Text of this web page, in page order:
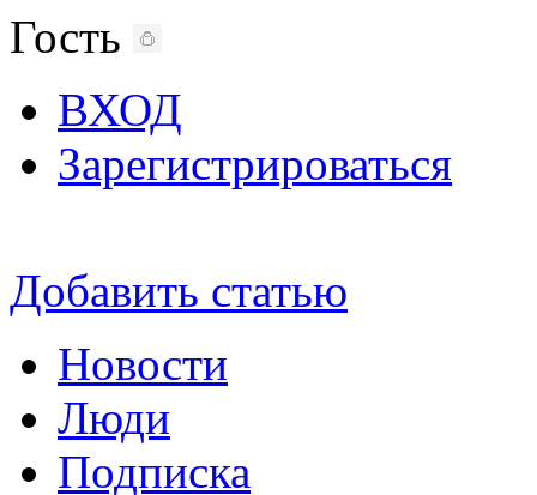
Гость
ВХОД
Зарегистрироваться
Добавить статью
Новости
Люди
Подписка